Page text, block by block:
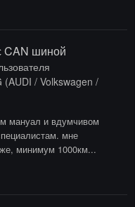
CAN шиной
(AUDI / Volkswagen /
мануал и вдумчивом
мне
минимум 1000км...